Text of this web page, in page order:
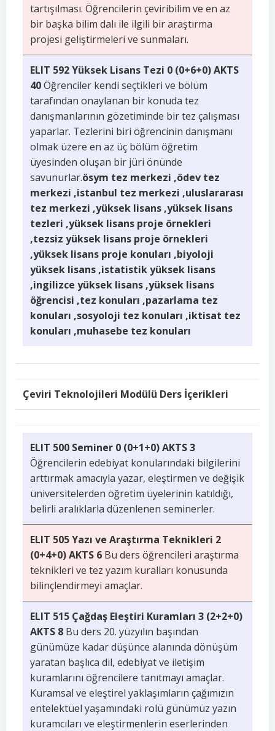
tartışılması. Öğrencilerin çeviribilim ve en az
bir başka bilim dalı ile ilgili bir araştırma
projesi geliştirmeleri ve sunmaları.
ELIT 592 Yüksek Lisans Tezi 0 (0+6+0) AKTS
40Öğrenciler kendi seçtikleri ve bölüm
tarafından onaylanan bir konuda tez
danışmanlarının gözetiminde bir tez çalışması
yaparlar. Tezlerini biri öğrencinin danışmanı
olmak üzere en az üç bölüm öğretim
üyesinden oluşan bir jüri önünde
savunurlar.ösym tez merkezi ,ödev tez
merkezi ,istanbul tez merkezi ,uluslararası
tez merkezi ,yüksek lisans ,yüksek lisans
tezleri ,yüksek lisans proje örnekleri
,tezsiz yüksek lisans proje örnekleri
,yüksek lisans proje konuları ,biyoloji
yüksek lisans ,istatistik yüksek lisans
,ingilizce yüksek lisans ,yüksek lisans
öğrencisi ,tez konuları ,pazarlama tez
konuları ,sosyoloji tez konuları ,iktisat tez
konuları ,muhasebe tez konuları
Çeviri Teknolojileri Modülü Ders İçerikleri
ELIT 500 Seminer 0 (0+1+0) AKTS 3
Öğrencilerin edebiyat konularındaki bilgilerini
arttırmak amacıyla yazar, eleştirmen ve değişik
üniversitelerden öğretim üyelerinin katıldığı,
belirli aralıklarla düzenlenen seminerler.
ELIT 505 Yazı ve Araştırma Teknikleri 2
(0+4+0) AKTS 6 Bu ders öğrencileri araştırma
teknikleri ve tez yazım kuralları konusunda
bilinçlendirmeyi amaçlar.
ELIT 515 Çağdaş Eleştiri Kuramları 3 (2+2+0)
AKTS 8 Bu ders 20. yüzyılın başından
günümüze kadar düşünce alanında dönüşüm
yaratan başlıca dil, edebiyat ve iletişim
kuramlarını öğrencilere tanıtmayı amaçlar.
Kuramsal ve eleştirel yaklaşımların çağımızın
entelektüel yaşamındaki rolü günümüz yazın
kuramcıları ve eleştirmenlerin eserlerinden